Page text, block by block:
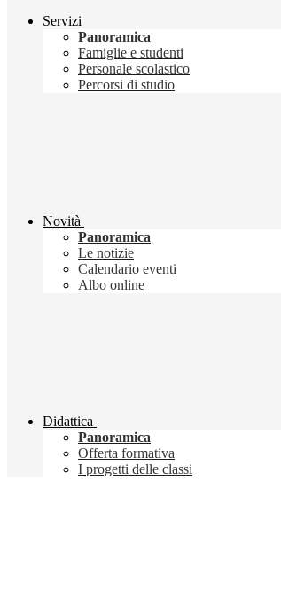
Servizi
Panoramica
Famiglie e studenti
Personale scolastico
Percorsi di studio
Novità
Panoramica
Le notizie
Calendario eventi
Albo online
Didattica
Panoramica
Offerta formativa
I progetti delle classi